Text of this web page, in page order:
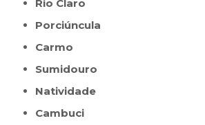
Rio Claro
Porciúncula
Carmo
Sumidouro
Natividade
Cambuci